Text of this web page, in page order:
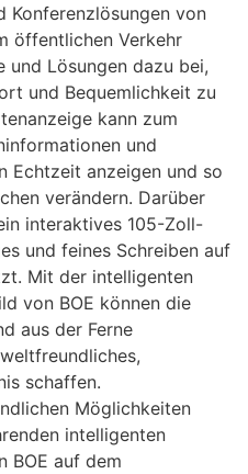
Konferenzlösungen von
öffentlichen Verkehr
Lösungen dazu bei,
und Bequemlichkeit zu
kann zum
und
Echtzeit anzeigen und so
verändern. Darüber
interaktives 105-Zoll-
und feines Schreiben auf
Mit der intelligenten
von BOE können die
aus der Ferne
schaffen.
Möglichkeiten
intelligenten
BOE auf dem